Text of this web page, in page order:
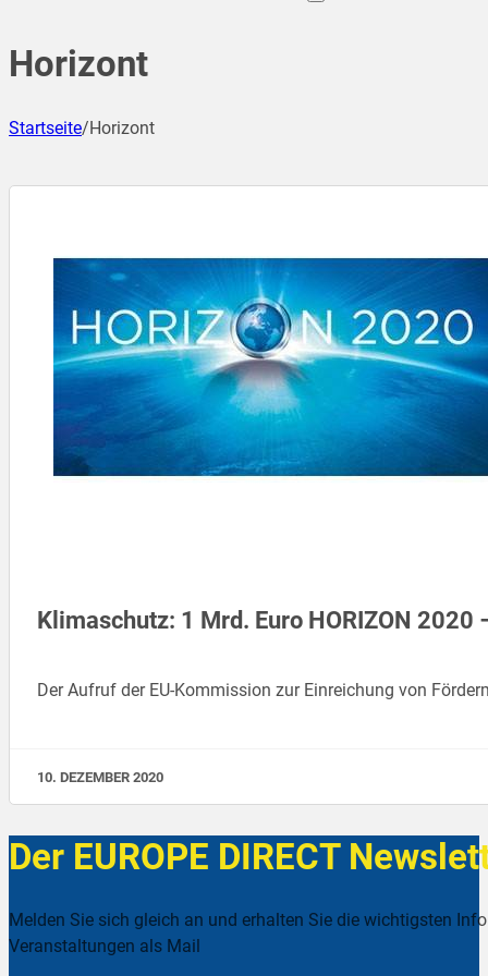
Horizont
Startseite/Horizont
Klimaschutz: 1 Mrd. Euro HORIZON
Der Aufruf der EU-Kommission zur Einreichung von
10. DEZEMBER 2020
Der EUROPE DIRECT
Melden Sie sich gleich an und erhalten Sie die wichtigsten
Veranstaltungen als Mail